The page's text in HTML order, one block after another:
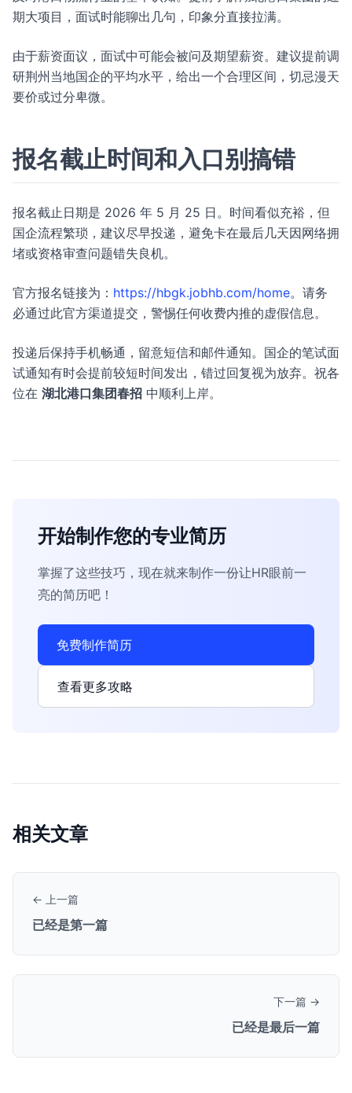
期大项目，面试时能聊出几句，印象分直接拉满。
由于薪资面议，面试中可能会被问及期望薪资。建议提前调
研荆州当地国企的平均水平，给出一个合理区间，切忌漫天
要价或过分卑微。
报名截止时间和入口别搞错
报名截止日期是 2026 年 5 月 25 日。时间看似充裕，但
国企流程繁琐，建议尽早投递，避免卡在最后几天因网络拥
堵或资格审查问题错失良机。
官方报名链接为： https://hbgk.jobhb.com/home。请务
必通过此官方渠道提交，警惕任何收费内推的虚假信息。
投递后保持手机畅通，留意短信和邮件通知。国企的笔试面
试通知有时会提前较短时间发出，错过回复视为放弃。祝各
位在 湖北港口集团春招 中顺利上岸。
开始制作您的专业简历
掌握了这些技巧，现在就来制作一份让HR眼前一
亮的简历吧！
免费制作简历
查看更多攻略
相关文章
← 上一篇
已经是第一篇
下一篇 →
已经是最后一篇